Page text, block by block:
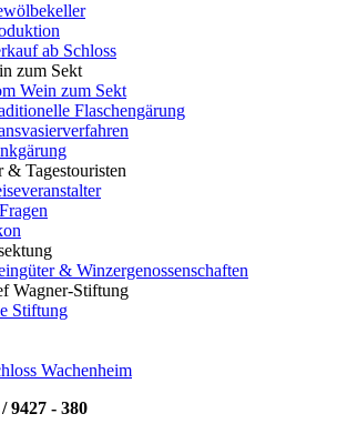
ab Schloss
zum Sekt
Wein zum Sekt
Flaschengärung
& Tagestouristen
& Winzergenossenschaften
Wagner-Stiftung
Stiftung
Wachenheim
9427 - 380